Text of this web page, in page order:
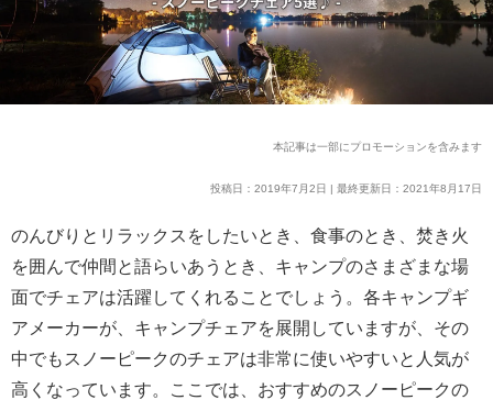
本記事は一部にプロモーションを含みます
投稿日：2019年7月2日 | 最終更新日：2021年8月17日
のんびりとリラックスをしたいとき、食事のとき、焚き火
を囲んで仲間と語らいあうとき、キャンプのさまざまな場
面でチェアは活躍してくれることでしょう。各キャンプギ
アメーカーが、キャンプチェアを展開していますが、その
中でもスノーピークのチェアは非常に使いやすいと人気が
高くなっています。ここでは、おすすめのスノーピークの